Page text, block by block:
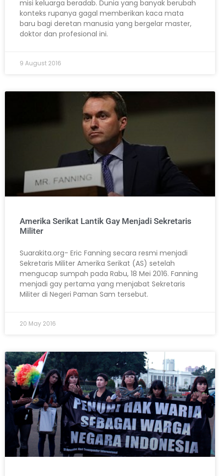
misi keluarga beradab. Dunia yang banyak berubah
konteks rupanya gagal memberikan kaca mata
baru bagi deretan manusia yang bergelar master,
doktor dan profesional ini.
9 August 2016
Amerika Serikat Lantik Gay Menjadi Sekretaris
Militer
Suarakita.org- Eric Fanning secara resmi menjadi
Sekretaris Militer Amerika Serikat (AS) setelah
mengucap sumpah pada Rabu, 18 Mei 2016. Fanning
menjadi gay pertama yang menjabat Sekretaris
Militer di Negeri Paman Sam tersebut.
20 May 2016